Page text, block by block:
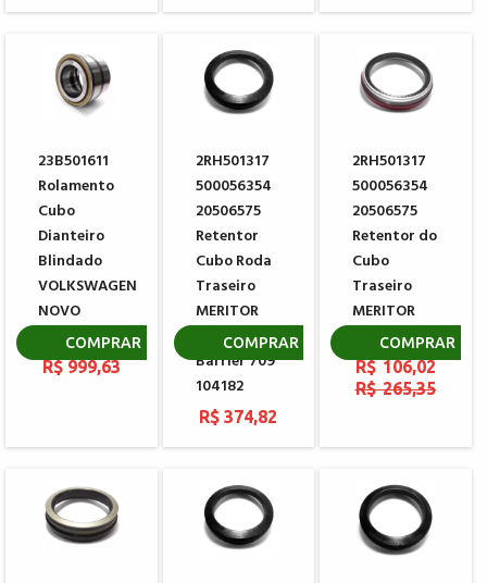
23B501611
Rolamento
Cubo
Dianteiro
Blindado
VOLKSWAGEN
NOVO
DELIVERY
R$ 999,63
COMPRAR
2RH501317
500056354
20506575
Retentor
Cubo Roda
Traseiro
MERITOR
PREMIUM e-
Barrier 709
104182
R$ 374,82
COMPRAR
2RH501317
500056354
20506575
Retentor do
Cubo
Traseiro
MERITOR
104182
R$ 106,02
R$ 265,35
COMPRAR